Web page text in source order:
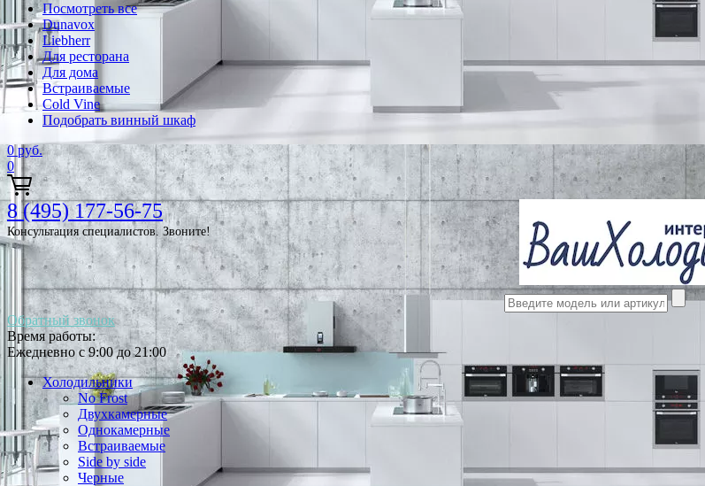
Посмотреть все
Dunavox
Liebherr
Для ресторана
Для дома
Встраиваемые
Cold Vine
Подобрать винный шкаф
0 руб.
0
8 (495) 177-56-75
Консультация специалистов. Звоните!
Обратный звонок
Время работы:
Ежедневно с 9:00 до 21:00
Холодильники
No Frost
Двухкамерные
Однокамерные
Встраиваемые
Side by side
Черные